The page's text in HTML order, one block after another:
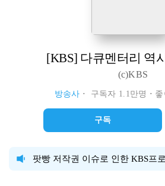
[KBS] 다큐멘터리 역
(c)KBS
방송사 구독자 1.1만명 좋
구독
팟빵 저작권 이슈로 인한 KBS프